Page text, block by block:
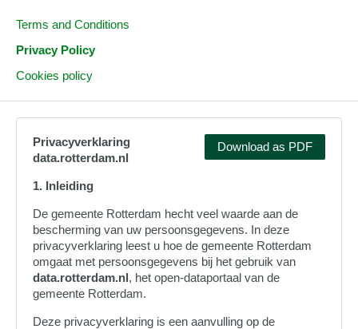
Terms and Conditions
Privacy Policy
Cookies policy
Download as PDF
Privacyverklaring
data.rotterdam.nl
1. Inleiding
De gemeente Rotterdam hecht veel waarde aan de
bescherming van uw persoonsgegevens. In deze
privacyverklaring leest u hoe de gemeente Rotterdam
omgaat met persoonsgegevens bij het gebruik van
data.rotterdam.nl, het open‑dataportaal van de
gemeente Rotterdam.
Deze privacyverklaring is een aanvulling op de